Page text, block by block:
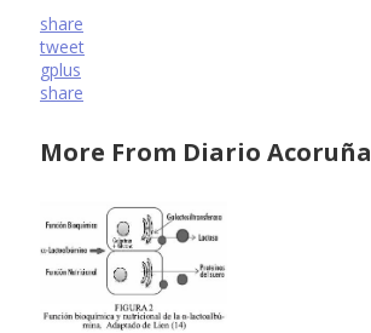
share
tweet
gplus
share
More From Diario Acoruña